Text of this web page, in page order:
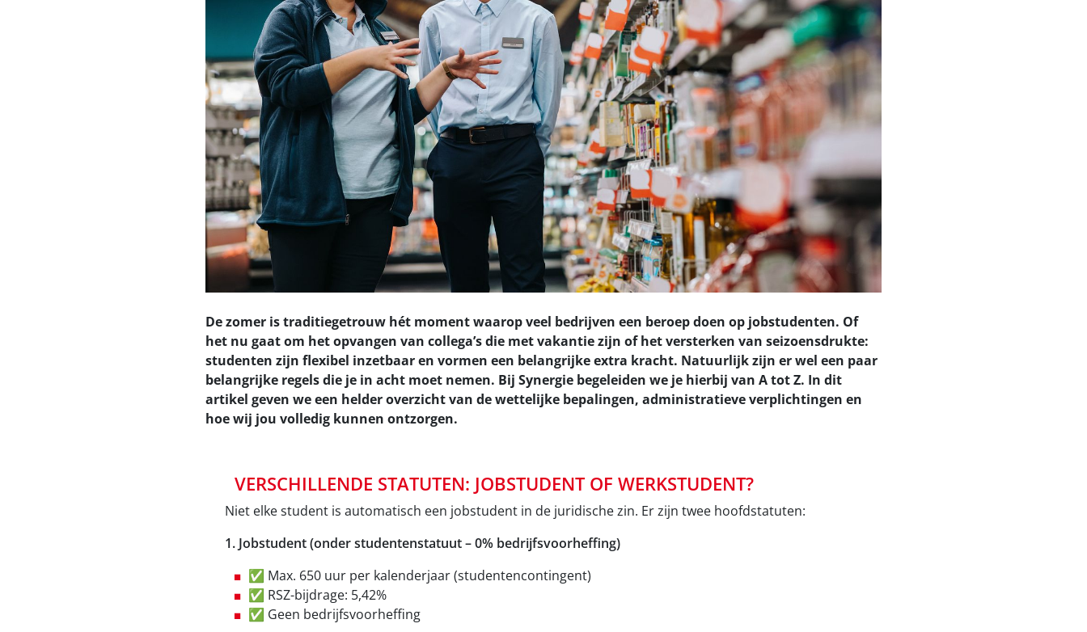
De zomer is traditiegetrouw hét moment waarop veel bedrijven een beroep doen op jobstudenten. Of
het nu gaat om het opvangen van collega’s die met vakantie zijn of het versterken van seizoensdrukte:
studenten zijn flexibel inzetbaar en vormen een belangrijke extra kracht. Natuurlijk zijn er wel een paar
belangrijke regels die je in acht moet nemen. Bij Synergie begeleiden we je hierbij van A tot Z. In dit
artikel geven we een helder overzicht van de wettelijke bepalingen, administratieve verplichtingen en
hoe wij jou volledig kunnen ontzorgen.
VERSCHILLENDE STATUTEN: JOBSTUDENT OF WERKSTUDENT?
Niet elke student is automatisch een jobstudent in de juridische zin. Er zijn twee hoofdstatuten:
1. Jobstudent (onder studentenstatuut – 0% bedrijfsvoorheffing)
✅ Max. 650 uur per kalenderjaar (studentencontingent)
✅ RSZ-bijdrage: 5,42%
✅ Geen bedrijfsvoorheffing